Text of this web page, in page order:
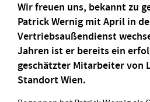
Wir freuen uns, bekannt zu
Patrick Wernig mit April in
Vertriebsaußendienst
Jahren ist er bereits ein
geschätzter Mitarbeiter von
Standort Wien.